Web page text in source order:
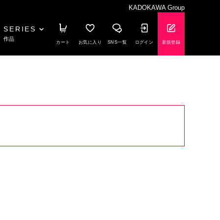
KADOKAWA Group
SERIES
作品
カート お気に入り SNS一覧 ログイン 新規登録